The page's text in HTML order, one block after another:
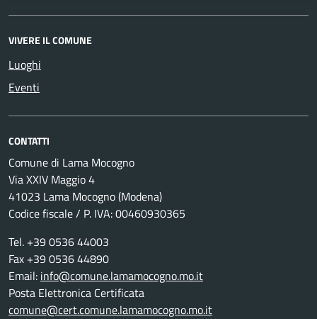
VIVERE IL COMUNE
Luoghi
Eventi
CONTATTI
Comune di Lama Mocogno
Via XXIV Maggio 4
41023 Lama Mocogno (Modena)
Codice fiscale / P. IVA: 00460930365
Tel. +39 0536 44003
Fax +39 0536 44890
Email: info@comune.lamamocogno.mo.it
Posta Elettronica Certificata
comune@cert.comune.lamamocogno.mo.it